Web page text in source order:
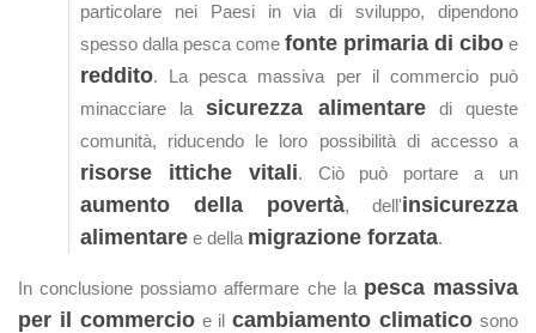
particolare nei Paesi in via di sviluppo, dipendono
spesso dalla pesca come fonte primaria di cibo e
reddito. La pesca massiva per il commercio può
minacciare lasicurezza alimentaredi queste
comunità, riducendo le loro possibilità di accesso a
risorse ittiche vitali. Ciò può portare a un
aumento della povertà, dell'insicurezza
alimentare e della migrazione forzata.
In conclusione possiamo affermare che la pesca massiva
per il commercioe ilcambiamento climatico sono